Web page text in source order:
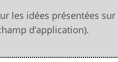
les idées présentées sur
d’application).